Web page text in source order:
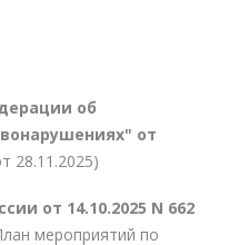
об
от
28.11.2025)
от 14.10.2025 N 662
мероприятий по